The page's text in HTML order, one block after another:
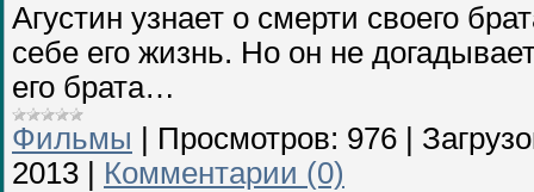
Агустин узнает о смерти своего
себе его жизнь. Но он не
его брата…
Фильмы
Просмотров: 976
2013
Комментарии (0)